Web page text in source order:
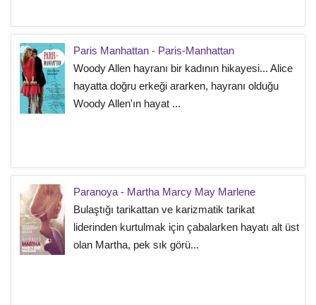
Paris Manhattan - Paris-Manhattan
Woody Allen hayranı bir kadının hikayesi... Alice
hayatta doğru erkeği ararken, hayranı olduğu
Woody Allen'ın hayat ...
Paranoya - Martha Marcy May Marlene
Bulaştığı tarikattan ve karizmatik tarikat
liderinden kurtulmak için çabalarken hayatı alt üst
olan Martha, pek sık görü...